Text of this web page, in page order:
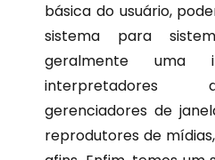
básica do usuário,
sistema para
geralmente uma
interpretadores
gerenciadores de
reprodutores de